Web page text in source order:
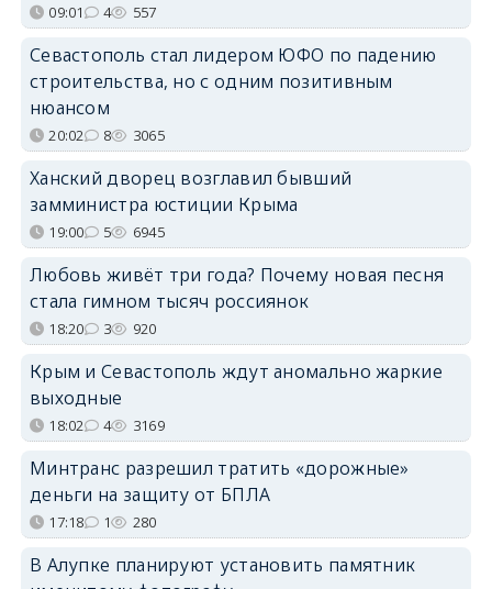
09:01 4 557
Севастополь стал лидером ЮФО по падению
строительства, но с одним позитивным
нюансом
20:02 8 3065
Ханский дворец возглавил бывший
замминистра юстиции Крыма
19:00 5 6945
Любовь живёт три года? Почему новая песня
стала гимном тысяч россиянок
18:20 3 920
Крым и Севастополь ждут аномально жаркие
выходные
18:02 4 3169
Минтранс разрешил тратить «дорожные»
деньги на защиту от БПЛА
17:18 1 280
В Алупке планируют установить памятник